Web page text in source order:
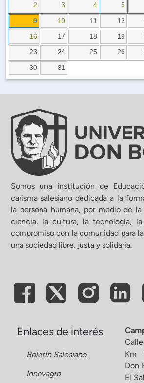
Capacitación Institucional
Estructura organizativa
Académica
Secretaría General
de Gestión Institucional
de Administración y Finanzas
Calidad Académica
Políticas institucionales
Acreditaciones
Publicaciones
2
3 4 5
9
10 11 12
16
17 18 19
23
24 25 26
30
31
Somos una institución de
carisma salesiano dedicada a la
la persona humana, por medio de
ciencia, la cultura, la tecnología,
compromiso con la comunidad para
una sociedad libre, justa y solidaria.
Enlaces de interés
Boletín Salesiano
Innovagro
Km
Don
El